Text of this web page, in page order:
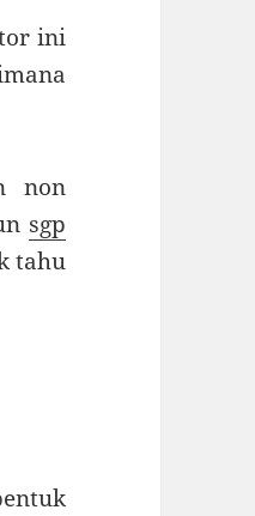
ini
non
sgp
tahu